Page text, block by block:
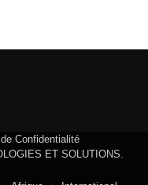
Confidentialité
ET SOLUTIONS